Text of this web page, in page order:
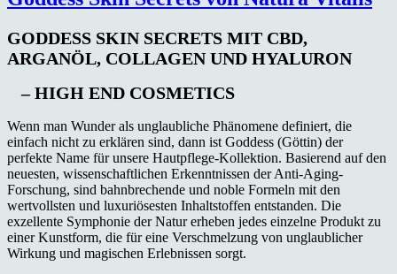
GODDESS SKIN SECRETS MIT CBD,
ARGANÖL, COLLAGEN UND HYALURON
– HIGH END COSMETICS
Wenn man Wunder als unglaubliche Phänomene definiert, die
einfach nicht zu erklären sind, dann ist Goddess (Göttin) der
perfekte Name für unsere Hautpflege-Kollektion. Basierend auf den
neuesten, wissenschaftlichen Erkenntnissen der Anti-Aging-
Forschung, sind bahnbrechende und noble Formeln mit den
wertvollsten und luxuriösesten Inhaltstoffen entstanden. Die
exzellente Symphonie der Natur erheben jedes einzelne Produkt zu
einer Kunstform, die für eine Verschmelzung von unglaublicher
Wirkung und magischen Erlebnissen sorgt.